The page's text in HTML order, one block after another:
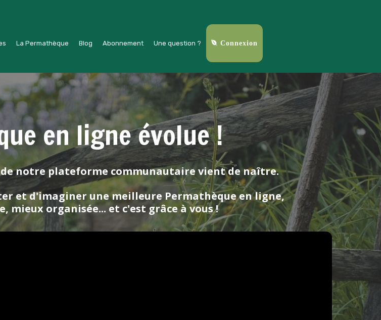
La Permathèque Blog Abonnement Une question ? Connexion
en ligne évolue !
notre plateforme communautaire vient de naître.
et d'imaginer une meilleure Permathèque en ligne,
mieux organisée... et c'est grâce à vous !